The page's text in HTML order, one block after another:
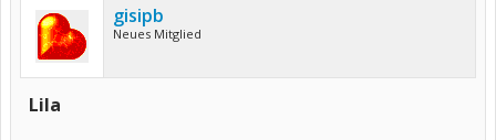
gisipb
Neues Mitglied
Lila